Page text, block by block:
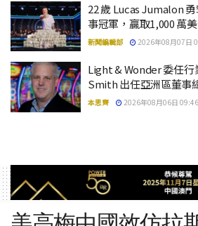
22 歲 Lucas Jumalon
事冠軍，贏取1,000 萬
新聞編輯部 2026年08月07日
Light & Wonder 委任
Smith 出任亞洲區董事
本思齊 2026年08月06日 09:46